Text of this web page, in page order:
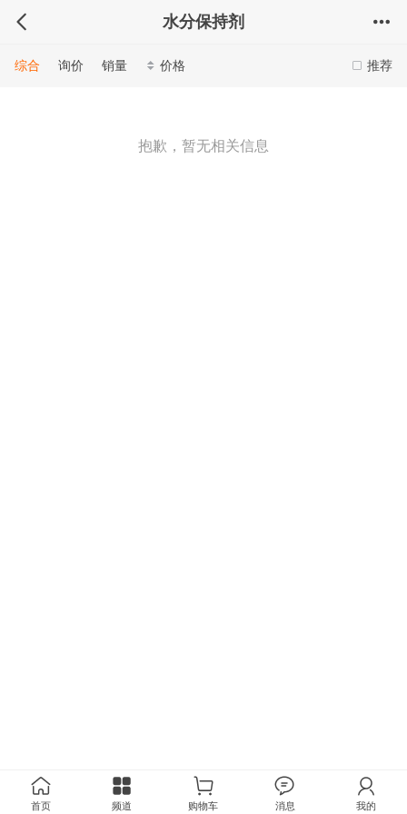
水分保持剂
推荐
综合 询价 销量 价格
抱歉，暂无相关信息
首页 频道 购物车 消息 我的